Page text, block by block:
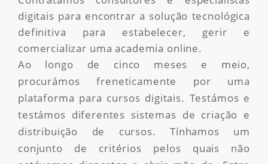
digitais para encontrar a solução tecnológica
definitiva para estabelecer, gerir e
comercializar uma academia online.
Ao longo de cinco meses e meio,
procurámos freneticamente por uma
plataforma para cursos digitais. Testámos e
testámos diferentes sistemas de criação e
distribuição de cursos. Tínhamos um
conjunto de critérios pelos quais não